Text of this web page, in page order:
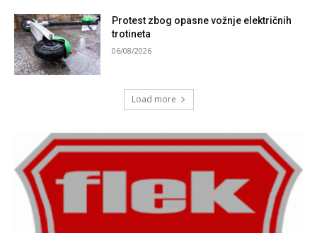
Protest zbog opasne vožnje električnih
trotineta
06/08/2026
Load more